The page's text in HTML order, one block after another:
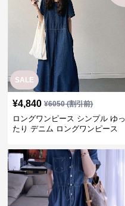
SALE
¥4,840 ¥6050(割引前)
ロングワンピース シンプル ゆっ
たり デニム ロングワンピース